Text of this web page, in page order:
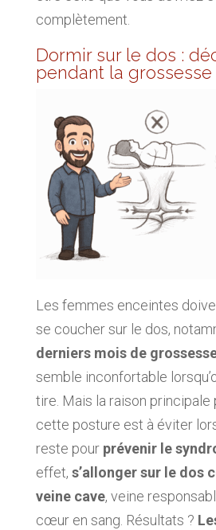
complètement.
Dormir sur le dos :
pendant la grossesse
Les femmes enceintes
se coucher sur le dos,
derniers mois de
semble inconfortable
tire. Mais la raison principale
cette posture est à éviter
reste pour prévenir le
effet, s’allonger sur le dos
veine cave, veine
cœur en sang. Résultats ?